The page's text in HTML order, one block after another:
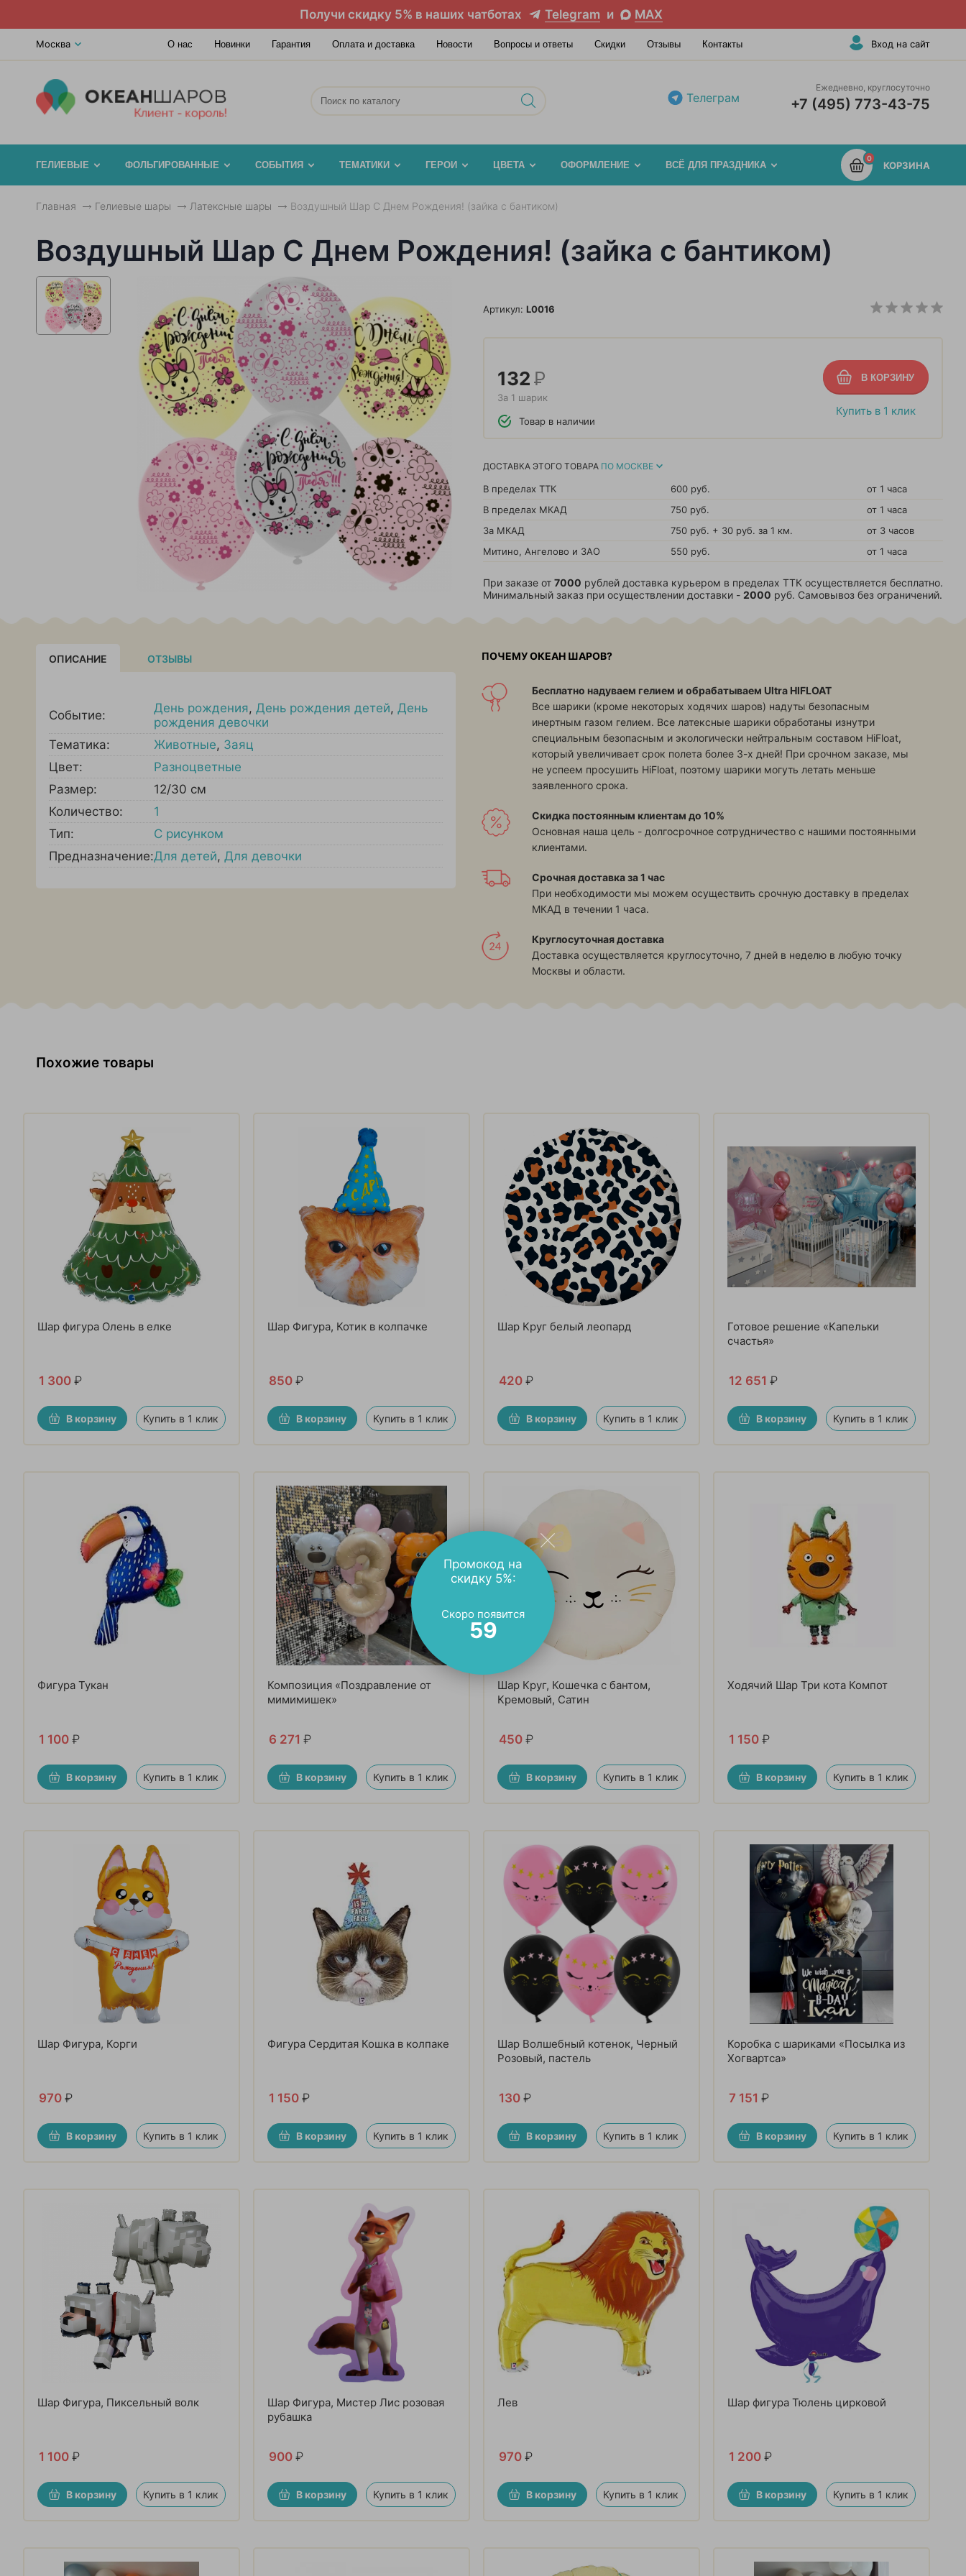
Получи скидку 5% в наших чатботах Telegram и MAX
Москва О нас Новинки Гарантия Оплата и доставка Новости Вопросы и ответы Скидки Отзывы Контакты Вход на сайт
Телеграм
Ежедневно, круглосуточно
+7 (495) 773-43-75
0
КОРЗИНА
ГЕЛИЕВЫЕ ФОЛЬГИРОВАННЫЕ СОБЫТИЯ ТЕМАТИКИ ГЕРОИ ЦВЕТА ОФОРМЛЕНИЕ ВСЁ ДЛЯ ПРАЗДНИКА
Главная Гелиевые шары Латексные шары Воздушный Шар С Днем Рождения! (зайка с бантиком)
Воздушный Шар С Днем Рождения! (зайка с бантиком)
Артикул: L0016
Купить в 1 клик
132Р
За 1 шарик
Товар в наличии
ДОСТАВКА ЭТОГО ТОВАРА ПО МОСКВЕ
В пределах ТТК 600 руб.
от 1 часа
В пределах МКАД
750 руб.
от 1 часа
За МКАД
750 руб. + 30 руб. за 1 км.
от 3 часов
Митино, Ангелово и ЗАО
550 руб. от 1 часа
При заказе от 7000 рублей доставка курьером в пределах ТТК осуществляется бесплатно.
Минимальный заказ при осуществлении доставки - 2000 руб. Самовывоз без ограничений.
ОПИСАНИЕ ОТЗЫВЫ
Событие: День рождения, День рождения детей, День
рождения девочки
Тематика:
Животные, Заяц
Цвет:
Разноцветные
Размер:
12/30 см
Количество:
1
Тип:
С рисунком
Предназначение:Для детей, Для девочки
ПОЧЕМУ ОКЕАН ШАРОВ?
Бесплатно надуваем гелием и обрабатываем Ultra HIFLOAT
Все шарики (кроме некоторых ходячих шаров) надуты безопасным
инертным газом гелием. Все латексные шарики обработаны изнутри
специальным безопасным и экологически нейтральным составом HiFloat,
который увеличивает срок полета более 3-х дней! При срочном заказе, мы
не успеем просушить HiFloat, поэтому шарики могуть летать меньше
заявленного срока.
Скидка постоянным клиентам до 10%
Основная наша цель - долгосрочное сотрудничество с нашими постоянными
клиентами.
Срочная доставка за 1 час
При необходимости мы можем осуществить срочную доставку в пределах
МКАД в течении 1 часа.
Круглосуточная доставка
Доставка осуществляется круглосуточно, 7 дней в неделю в любую точку
Москвы и области.
Похожие товары
Шар фигура Олень в елке
1 300 ₽
В корзину Купить в 1 клик
Шар Фигура, Котик в колпачке
850 ₽
В корзину Купить в 1 клик
Шар Круг белый леопард
420 ₽
В корзину Купить в 1 клик
Готовое решение «Капельки
счастья»
12 651 ₽
В корзину Купить в 1 клик
Фигура Тукан
1 100 ₽
В корзину Купить в 1 клик
Композиция «Поздравление от
мимимишек»
6 271 ₽
В корзину Купить в 1 клик
Шар Круг, Кошечка с бантом,
Кремовый, Сатин
450 ₽
В корзину Купить в 1 клик
Ходячий Шар Три кота Компот
1 150 ₽
В корзину Купить в 1 клик
Шар Фигура, Корги
970 ₽
В корзину Купить в 1 клик
Фигура Сердитая Кошка в колпаке
1 150 ₽
В корзину Купить в 1 клик
Шар Волшебный котенок, Черный
Розовый, пастель
130 ₽
В корзину Купить в 1 клик
Коробка с шариками «Посылка из
Хогвартса»
7 151 ₽
В корзину Купить в 1 клик
Шар Фигура, Пиксельный волк
1 100 ₽
В корзину Купить в 1 клик
Шар Фигура, Мистер Лис розовая
рубашка
900 ₽
В корзину Купить в 1 клик
Лев
970 ₽
В корзину Купить в 1 клик
Шар фигура Тюлень цирковой
1 200 ₽
В корзину Купить в 1 клик
Промокод на
скидку 5%:
Скоро появится
57